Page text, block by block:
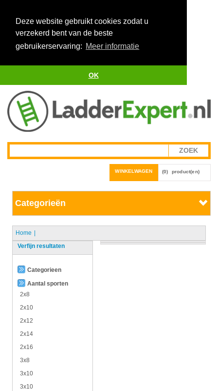
Deze website gebruikt cookies zodat u
verzekerd bent van de beste
gebruikerservaring: Meer informatie
OK
WINKELWAGEN (0) product(en)
Categorieën
Home
Verfijn resultaten
Categorieen
Aantal sporten
2x8
2x10
2x12
2x14
2x16
3x8
3x10
3x10